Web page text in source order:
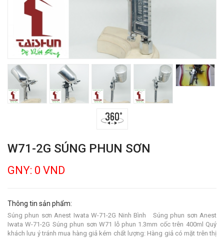
W71-2G SÚNG PHUN SƠN
GNY: 0 VND
Thông tin sản phẩm:
Súng phun sơn Anest Iwata W-71-2G Ninh Bình Súng phun sơn Anest
Iwata W-71-2G Súng phun sơn W71 lỗ phun 1.3mm cốc trên 400ml Quý
khách lưu ý tránh mua hàng giả kém chất lượng: Hàng giả có mặt trên thị